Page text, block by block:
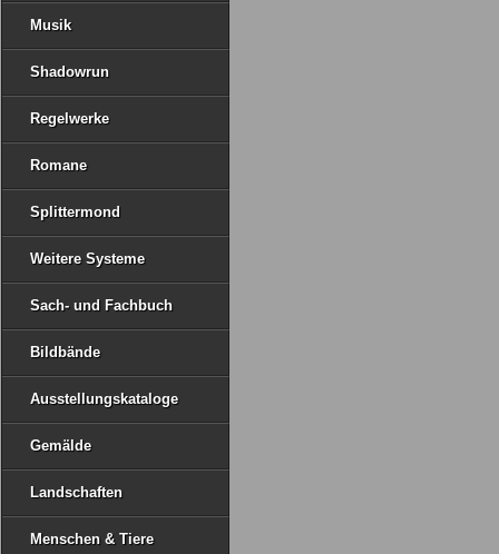
Musik
Shadowrun
Regelwerke
Romane
Splittermond
Weitere Systeme
Sach- und Fachbuch
Bildbände
Ausstellungskataloge
Gemälde
Landschaften
Menschen & Tiere